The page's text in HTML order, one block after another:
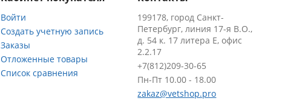
Войти
Создать учетную запись
Заказы
Отложенные товары
Список сравнения
199178, город Санкт-
Петербург, линия 17-я В.О.,
д. 54 к. 17 литера Е, офис
2.2.17
+7(812)209-30-65
Пн-Пт 10.00 - 18.00
zakaz@vetshop.pro